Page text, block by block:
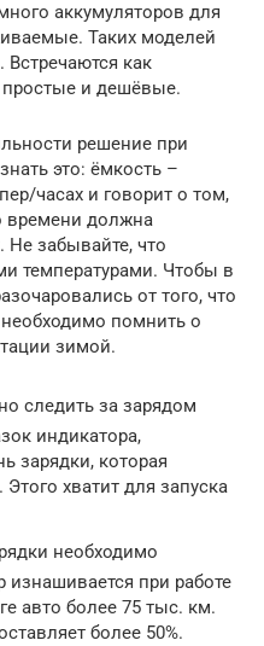
аккумуляторов для
Таких моделей
как
простые и дешёвые.
решение при
это: ёмкость –
часах и говорит о том,
времени должна
забывайте, что
температурами. Чтобы в
от того, что
помнить о
зимой.
следить за зарядом
индикатора,
зарядки, которая
Этого хватит для запуска
необходимо
изнашивается при работе
авто более 75 тыс. км.
более 50%.